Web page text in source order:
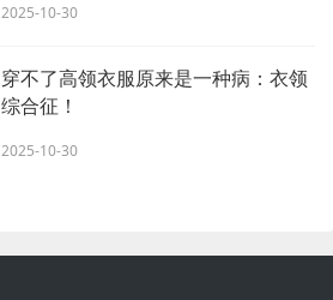
2025-10-30
穿不了高领衣服原来是一种病：衣领
综合征！
2025-10-30